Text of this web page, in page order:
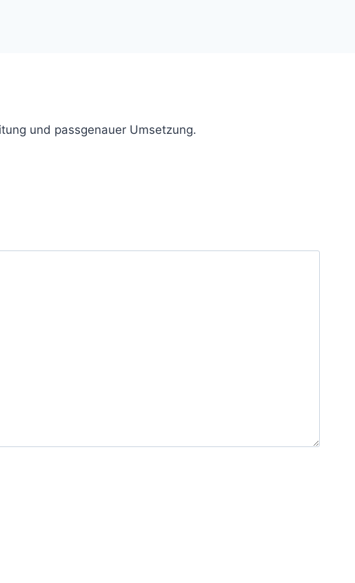
und passgenauer Umsetzung.